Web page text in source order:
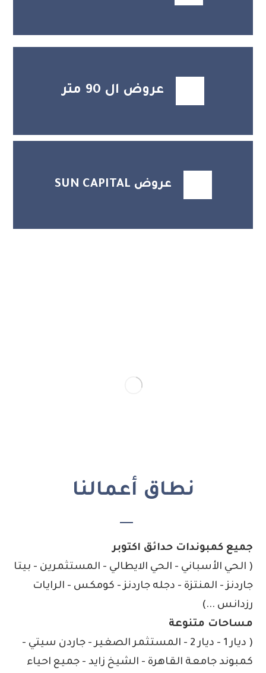
عروض ال 90 متر
عروض SUN CAPITAL
نطاق أعمالنا
جميع كمبوندات حدائق اكتوبر
( الحي الأسباني - الحي الايطالي - المستثمرين - بيتا
جاردنز - المنتزة - دجله جاردنز - كومكس - الرايات
رزدانس ...)
مساحات متنوعة
( ديار 1 - ديار 2 - المستثمر الصغير - جاردن سيتي -
كمبوند جامعة القاهرة - الشيخ زايد - جميع احياء